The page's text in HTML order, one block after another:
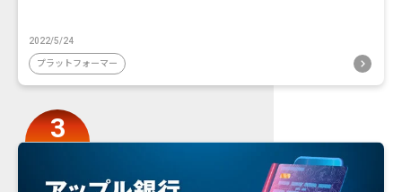
2022/5/24
プラットフォーマー